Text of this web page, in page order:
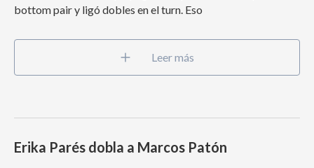
bottom pair y ligó dobles en el turn. Eso
Leer más
Erika Parés dobla a Marcos Patón